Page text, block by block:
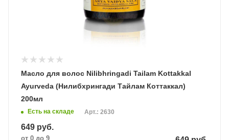
Масло для волос Nilibhringadi Tailam Kottakkal
Ayurveda (Нилибхрингади Тайлам Коттаккал)
200мл
Есть на складе Арт.: 2630
649 руб.
от 0 до 9